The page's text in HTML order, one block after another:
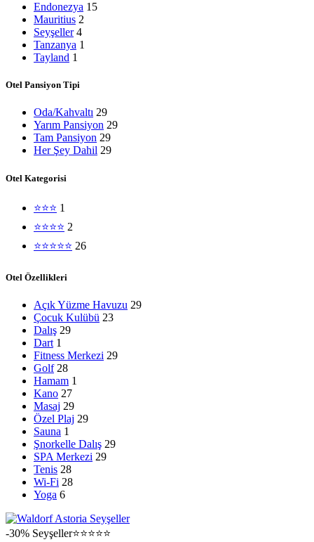
Endonezya 15
Mauritius 2
Seyşeller 4
Tanzanya 1
Tayland 1
Otel Pansiyon Tipi
Oda/Kahvaltı 29
Yarım Pansiyon 29
Tam Pansiyon 29
Her Şey Dahil 29
Otel Kategorisi
⭐⭐⭐ 1
⭐⭐⭐⭐ 2
⭐⭐⭐⭐⭐ 26
Otel Özellikleri
Açık Yüzme Havuzu 29
Çocuk Kulübü 23
Dalış 29
Dart 1
Fitness Merkezi 29
Golf 28
Hamam 1
Kano 27
Masaj 29
Özel Plaj 29
Sauna 1
Şnorkelle Dalış 29
SPA Merkezi 29
Tenis 28
Wi-Fi 28
Yoga 6
-30% Seyşeller⭐⭐⭐⭐⭐